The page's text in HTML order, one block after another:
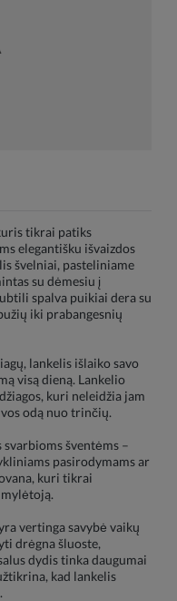
tikrai patiks
elegantišku išvaizdos
švelniai, pasteliniame
su dėmesiu į
spalva puikiai dera su
iki prabangesnių
lankelis išlaiko savo
visą dieną. Lankelio
kuri neleidžia jam
odą nuo trinčių.
šventėms –
pasirodymams ar
kuri tikrai
vertinga savybė vaikų
drėgna šluoste,
dydis tinka daugumai
kad lankelis